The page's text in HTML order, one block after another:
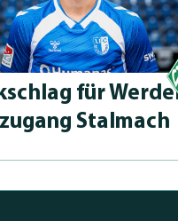
für
Stalmach